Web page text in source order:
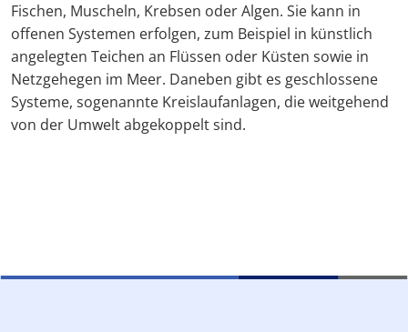
Fischen, Muscheln, Krebsen oder Algen. Sie kann in
offenen Systemen erfolgen, zum Beispiel in künstlich
angelegten Teichen an Flüssen oder Küsten sowie in
Netzgehegen im Meer. Daneben gibt es geschlossene
Systeme, sogenannte Kreislaufanlagen, die weitgehend
von der Umwelt abgekoppelt sind.